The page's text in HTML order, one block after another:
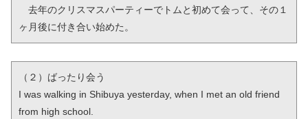
去年のクリスマスパーティーでトムと初めて会って、その１
ヶ月後に付き合い始めた。
（２）ばったり会う
I was walking in Shibuya yesterday, when I met an old friend
from high school.